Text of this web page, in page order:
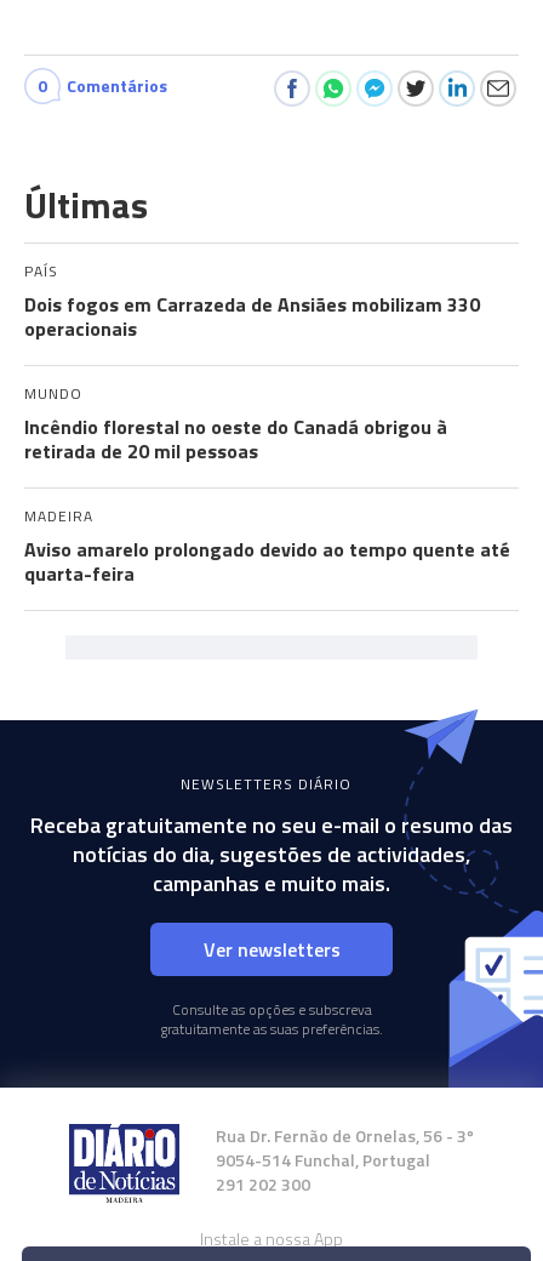
0 Comentários
Últimas
PAÍS
Dois fogos em Carrazeda de Ansiães mobilizam 330
operacionais
MUNDO
Incêndio florestal no oeste do Canadá obrigou à
retirada de 20 mil pessoas
MADEIRA
Aviso amarelo prolongado devido ao tempo quente até
quarta-feira
NEWSLETTERS DIÁRIO
Receba gratuitamente no seu e-mail o resumo das
notícias do dia, sugestões de actividades,
campanhas e muito mais.
Ver newsletters
Consulte as opções e subscreva
gratuitamente as suas preferências.
Rua Dr. Fernão de Ornelas, 56 - 3º
9054-514 Funchal, Portugal
291 202 300
Instale a nossa App